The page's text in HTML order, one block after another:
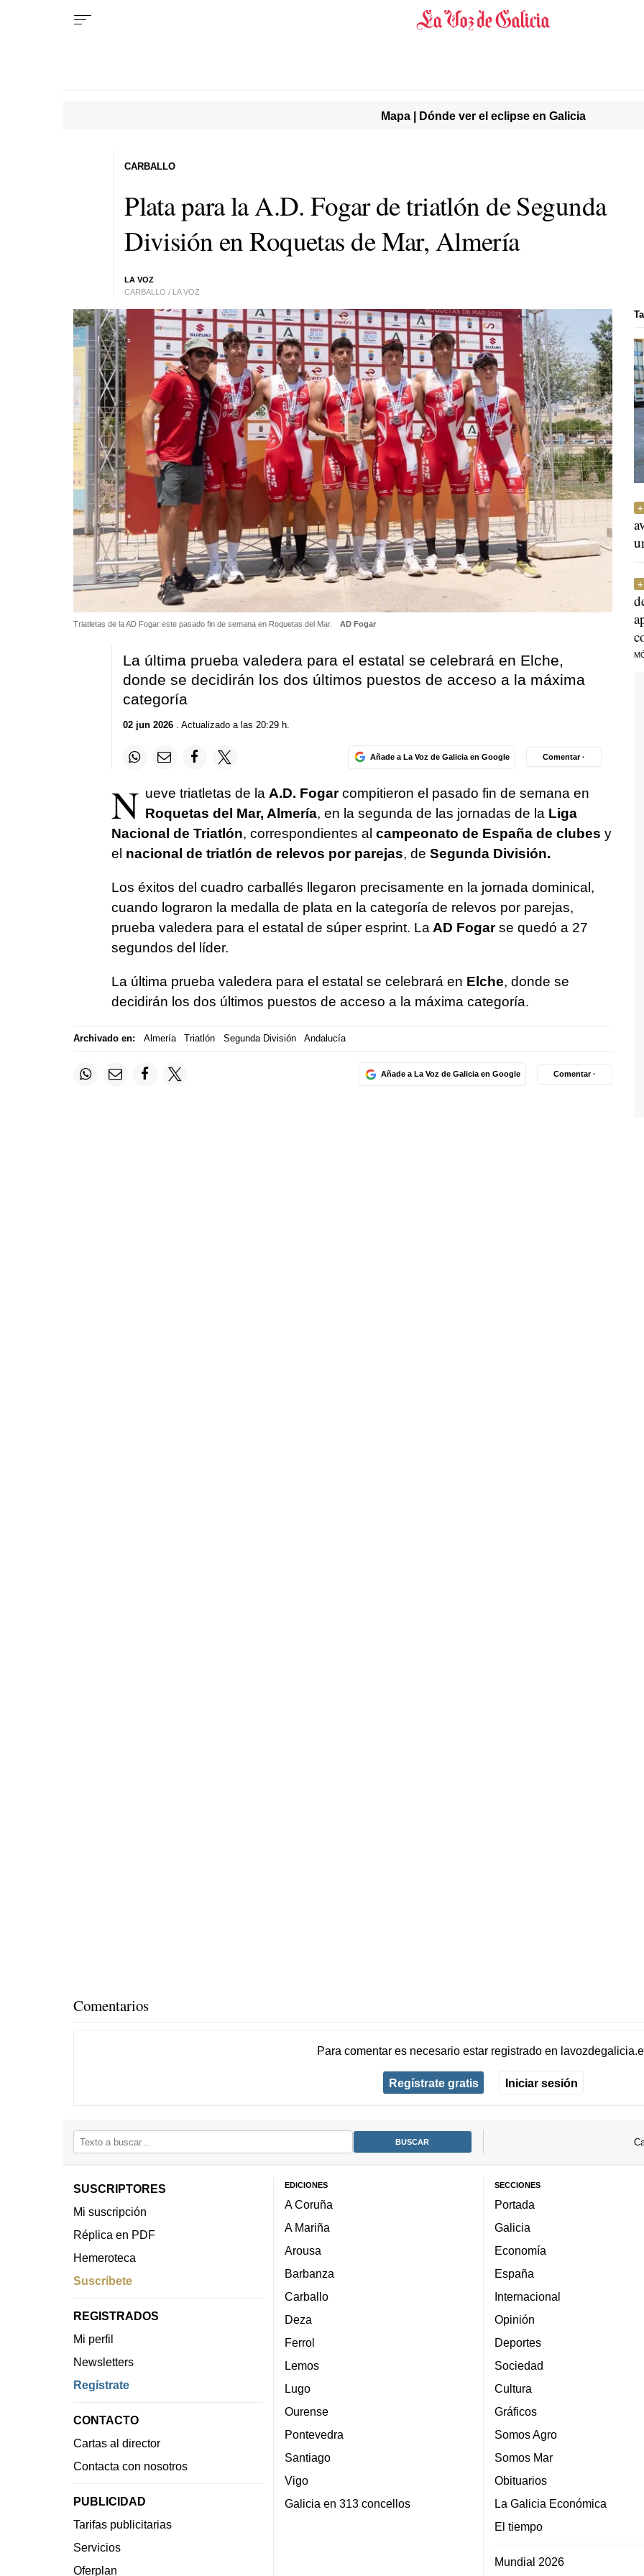
Mapa | Dónde ver el eclipse en Galicia
Plata para la A.D. Fogar de triatlón de Segunda
División en Roquetas de Mar, Almería
LA VOZ
CARBALLO / LA VOZ
CARBALLO
Triatletas de la AD Fogar este pasado fin de semana en Roquetas del Mar. AD Fogar
La última prueba valedera para el estatal se celebrará en Elche,
donde se decidirán los dos últimos puestos de acceso a la máxima
categoría
02 jun 2026. Actualizado a las 20:29 h.
Añade a La Voz de Galicia en Google Comentar ·
N ueve triatletas de la A.D. Fogarcompitieron el pasado fin de semana en
Roquetas del Mar, Almería, en la segunda de las jornadas de la Liga
Nacional de Triatlón, correspondientes al campeonato de España de clubes y
el nacional de triatlón de relevos por parejas, de Segunda División.
Los éxitos del cuadro carballés llegaron precisamente en la jornada dominical,
cuando lograron la medalla de plata en la categoría de relevos por parejas,
prueba valedera para el estatal de súper esprint. La AD Fogarse quedó a 27
segundos del líder.
La última prueba valedera para el estatal se celebrará en Elche, donde se
decidirán los dos últimos puestos de acceso a la máxima categoría.
Archivado en: Almería Triatlón Segunda División Andalucía
Añade a La Voz de Galicia en Google Comentar ·
Comentarios
Para comentar es necesario estar registradoen
Regístrate gratis Iniciar sesión
SUSCRIPTORES
Mi suscripción
Réplica en PDF
Hemeroteca
Suscríbete
REGISTRADOS
Mi perfil
Newsletters
Regístrate
CONTACTO
Cartas al director
Contacta con nosotros
PUBLICIDAD
Tarifas publicitarias
Servicios
Oferplan
EDICIONES
A Coruña
A Mariña
Arousa
Barbanza
Carballo
Deza
Ferrol
Lemos
Lugo
Ourense
Pontevedra
Santiago
Vigo
Galicia en 313 concellos
SECCIONES
Portada
Galicia
Economía
España
Internacional
Opinión
Deportes
Sociedad
Cultura
Gráficos
Somos Agro
Somos Mar
Obituarios
La Galicia Económica
El tiempo
Mundial 2026